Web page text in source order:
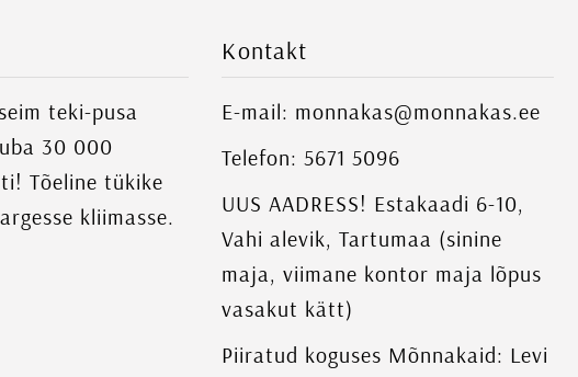
teki-pusa
30 000
Tõeline tükike
kliimasse.
Kontakt
E-mail: monnakas@monnakas.ee
Telefon: 5671 5096
UUS AADRESS! Estakaadi 6-10,
Vahi alevik, Tartumaa (sinine
maja, viimane kontor maja lõpus
vasakut kätt)
Piiratud koguses Mõnnakaid: Levi